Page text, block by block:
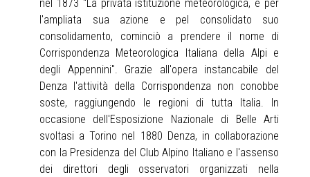
nel 1873 "La privata istituzione meteorologica, e per
l'ampliata sua azione e pel consolidato suo
consolidamento, cominciò a prendere il nome di
Corrispondenza Meteorologica Italiana della Alpi e
degli Appennini". Grazie all'opera instancabile del
Denza l'attività della Corrispondenza non conobbe
soste, raggiungendo le regioni di tutta Italia. In
occasione dell'Esposizione Nazionale di Belle Arti
svoltasi a Torino nel 1880 Denza, in collaborazione
con la Presidenza del Club Alpino Italiano e l'assenso
dei direttori degli osservatori organizzati nella